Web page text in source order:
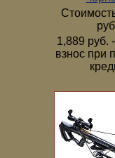
1,889 руб.
взнос при